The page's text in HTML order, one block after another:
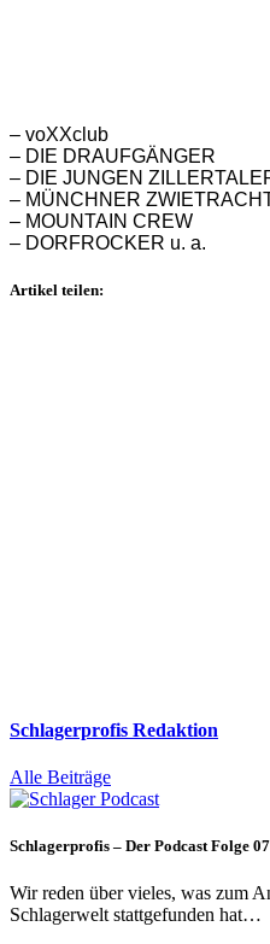
– voXXclub
– DIE DRAUFGÄNGER
– DIE JUNGEN
– MÜNCHNER
– MOUNTAIN CREW
– DORFROCKER u. a.
Artikel teilen:
Schlagerprofis Redaktion
Alle Beiträge
Schlagerprofis – Der Podcast Folge
Wir reden über vieles, was zum
Schlagerwelt stattgefunden hat…